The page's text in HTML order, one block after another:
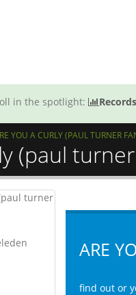
in the spotlight:
YOU A CURLY (PAUL TURNER
(paul
turner
ARE
find out or